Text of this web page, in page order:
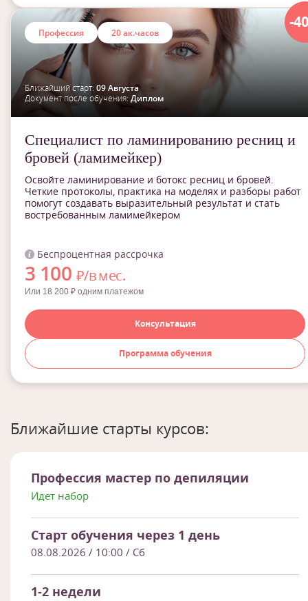
-
Профессия 20 ак.часов
Ближайший старт: 09 Августа
Документ после обучения: Диплом
Специалист по ламинированию ресниц и
бровей (ламимейкер)
Освойте ламинирование и ботокс ресниц и бровей.
Четкие протоколы, практика на моделях и разборы работ
помогут создавать выразительный результат и стать
востребованным ламимейкером
Беспроцентная рассрочка
3 100 ₽/в мес.
Или 18 200 ₽ одним платежом
Консультация
Программа обучения
Ближайшие старты курсов:
Профессия мастер по депиляции
Идет набор
Старт обучения через 1 день
08.08.2026 / 10:00 / Сб
1-2 недели